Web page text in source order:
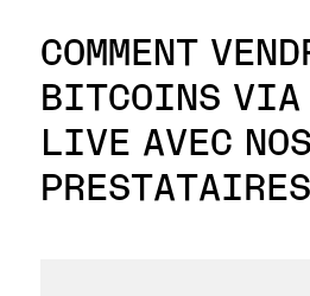
COMMENT
BITCOINS VIA
LIVE AVEC NOS